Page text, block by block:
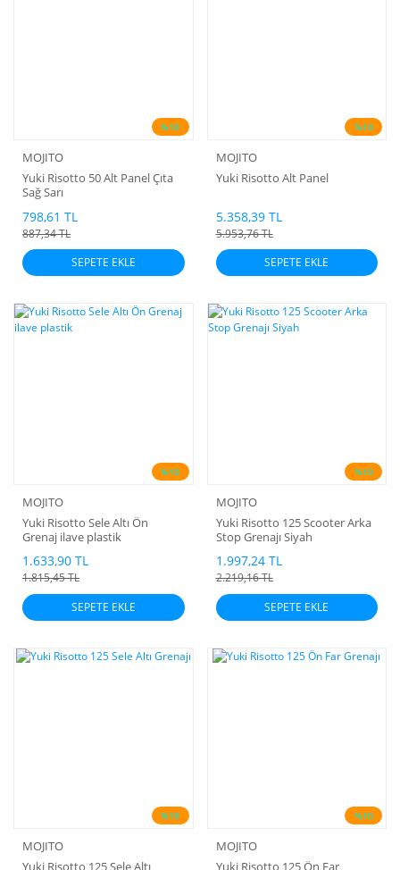
%10
MOJITO
Yuki Risotto 50 Alt Panel Çıta
Sağ Sarı
798,61 TL
887,34 TL
SEPETE EKLE
%10
MOJITO
Yuki Risotto Alt Panel
5.358,39 TL
5.953,76 TL
SEPETE EKLE
%10
MOJITO
Yuki Risotto Sele Altı Ön
Grenaj ilave plastik
1.633,90 TL
1.815,45 TL
SEPETE EKLE
%10
MOJITO
Yuki Risotto 125 Scooter Arka
Stop Grenajı Siyah
1.997,24 TL
2.219,16 TL
SEPETE EKLE
%10
MOJITO
Yuki Risotto 125 Sele Altı
%10
MOJITO
Yuki Risotto 125 Ön Far